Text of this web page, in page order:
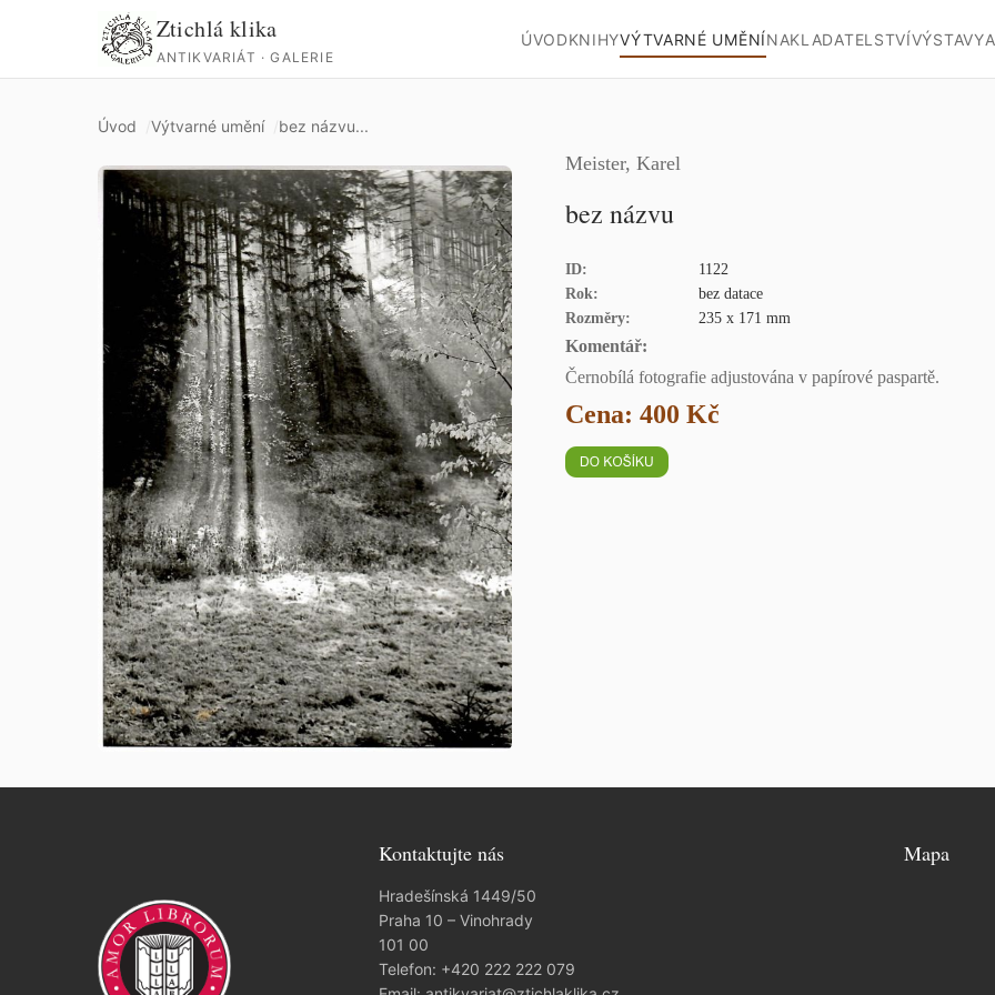
Ztichlá klika
ANTIKVARIÁT · GALERIE
ÚVODKNIHYVÝTVARNÉ UMĚNÍNAKLADATELSTVÍVÝSTAVY
Úvod Výtvarné umění bez názvu...
Meister, Karel
bez názvu
ID:
1122
Rok:
bez datace
Rozměry:
235 x 171 mm
Komentář:
Černobílá fotografie adjustována v papírové paspartě.
Cena: 400 Kč
Kontaktujte nás
Hradešínská 1449/50
Praha 10 – Vinohrady
101 00
Telefon: +420 222 222 079
Mapa